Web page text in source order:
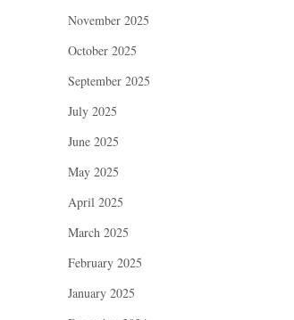
November 2025
October 2025
September 2025
July 2025
June 2025
May 2025
April 2025
March 2025
February 2025
January 2025